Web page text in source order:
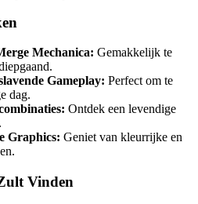
Mechanica: Gemakkelijk te
Gameplay: Perfect om te
dag.
Ontdek een levendige
Graphics: Geniet van kleurrijke en
Vinden